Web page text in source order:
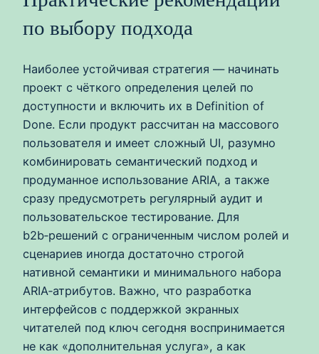
по выбору подхода
Наиболее устойчивая стратегия — начинать
проект с чёткого определения целей по
доступности и включить их в Definition of
Done. Если продукт рассчитан на массового
пользователя и имеет сложный UI, разумно
комбинировать семантический подход и
продуманное использование ARIA, а также
сразу предусмотреть регулярный аудит и
пользовательское тестирование. Для
b2b‑решений с ограниченным числом ролей и
сценариев иногда достаточно строгой
нативной семантики и минимального набора
ARIA‑атрибутов. Важно, что разработка
интерфейсов с поддержкой экранных
читателей под ключ сегодня воспринимается
не как «дополнительная услуга», а как